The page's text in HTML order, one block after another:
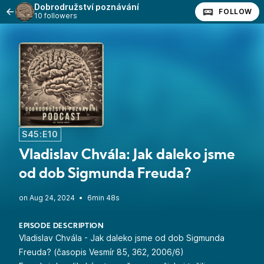
Dobrodružství poznávání
10 followers FOLLOW
S45:E10
Vladislav Chvála: Jak daleko jsme
od dob Sigmunda Freuda?
• 6min 48s
EPISODE DESCRIPTION
Vladislav Chvála - Jak daleko jsme od dob Sigmunda
Freuda? (časopis Vesmír 85, 362, 2006/6)